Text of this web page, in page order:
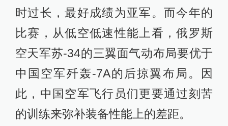
时过长，最好成绩为亚军。而今年的
比赛，从低空低速性能上看，俄罗斯
空天军苏-34的三翼面气动布局要优于
中国空军歼轰-7A的后掠翼布局。因
此，中国空军飞行员们更要通过刻苦
的训练来弥补装备性能上的差距。